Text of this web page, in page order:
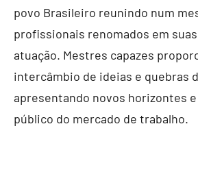
povo Brasileiro reunindo num
profissionais renomados em
atuação. Mestres capazes
intercâmbio de ideias e quebras
apresentando novos horizontes
público do mercado de trabalho.